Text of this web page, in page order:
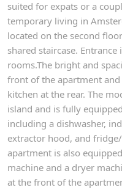
suited for expats or a
temporary living in
located on the second
shared staircase.
rooms.The bright and
front of the apartment and
kitchen at the rear. The
island and is fully
including a dishwasher,
extractor hood, and
apartment is also
machine and a dryer
at the front of the